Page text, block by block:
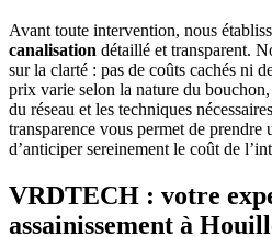
Avant toute intervention, nous
canalisation détaillé et transparent.
sur la clarté : pas de coûts cachés ni
prix varie selon la nature du
du réseau et les techniques
transparence vous permet de prendre
d’anticiper sereinement le coût de
VRDTECH : votre
assainissement à